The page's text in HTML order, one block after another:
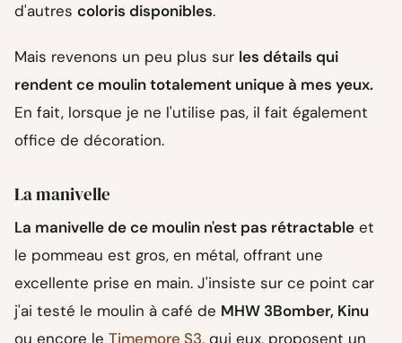
d'autres coloris disponibles.
Mais revenons un peu plus sur les détails qui
rendent ce moulin totalement unique à mes yeux.
En fait, lorsque je ne l'utilise pas, il fait également
office de décoration.
La manivelle
La manivelle de ce moulin n'est pas rétractable et
le pommeau est gros, en métal, offrant une
excellente prise en main. J'insiste sur ce point car
j'ai testé le moulin à café de MHW 3Bomber, Kinu
ou encore le Timemore S3, qui eux, proposent un